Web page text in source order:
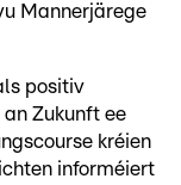
Mannerjärege
positiv
Zukunft ee
kréien
informéiert